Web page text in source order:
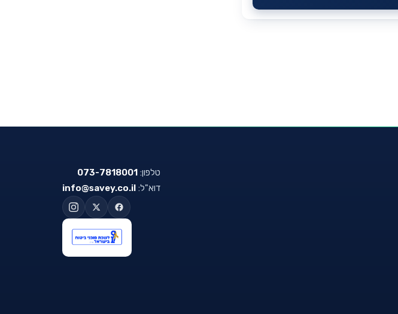
טלפון: 073-7818001
דוא"ל: info@savey.co.il